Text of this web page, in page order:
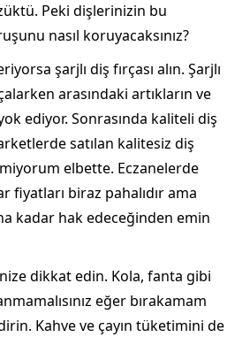
Peki dişlerinizin bu
nasıl koruyacaksınız?
şarjlı diş fırçası alın. Şarjlı
arasındaki artıkların ve
ediyor. Sonrasında kaliteli diş
satılan kalitesiz diş
elbette. Eczanelerde
fiyatları biraz pahalıdır ama
kadar hak edeceğinden emin
dikkat edin. Kola, fanta gibi
eğer bırakamam
Kahve ve çayın tüketimini de